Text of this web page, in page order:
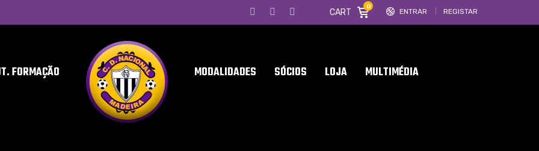
ENTRAR REGISTAR
CART
0
FORMAÇÃO MODALIDADES SÓCIOS LOJA MULTIMÉDIA